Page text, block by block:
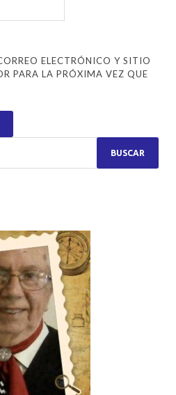
ELECTRÓNICO Y SITIO
PARA LA PRÓXIMA VEZ QUE